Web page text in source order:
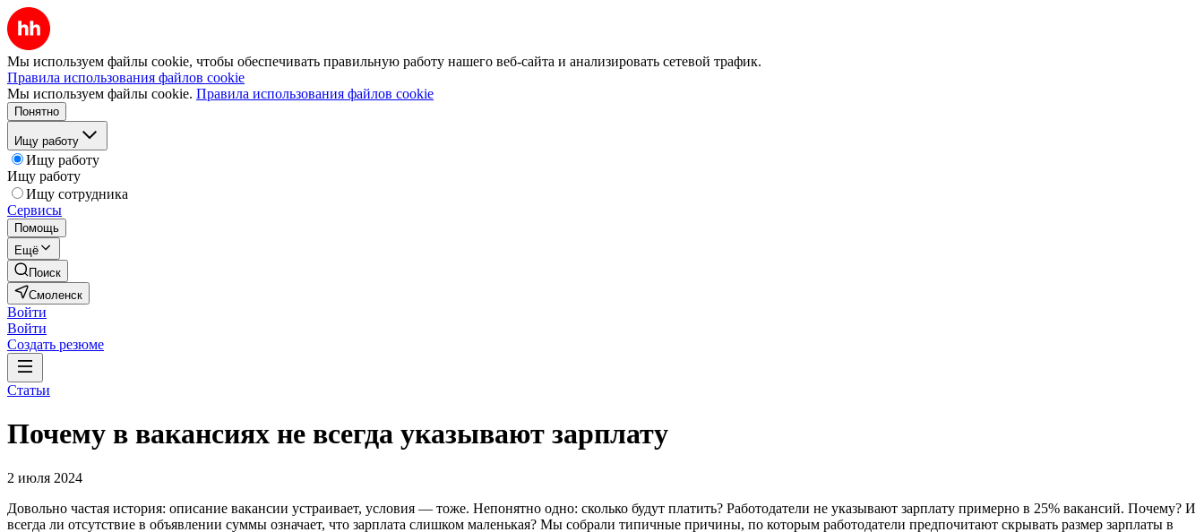
Мы используем файлы cookie, чтобы обеспечивать правильную работу нашего веб-сайта и анализировать сетевой трафик.
Правила использования файлов cookie
Мы используем файлы cookie. Правила использования файлов cookie
Понятно
Ищу работу
Ищу работу
Ищу работу
Ищу сотрудника
Сервисы
Помощь
Ещё
Поиск
Смоленск
Войти
Войти
Создать резюме
Статьи
Почему в вакансиях не всегда указывают зарплату
2 июля 2024
Довольно частая история: описание вакансии устраивает, условия — тоже. Непонятно одно: сколько будут платить? Работодатели не указывают зарплату примерно в 25% вакансий. Почему? И
всегда ли отсутствие в объявлении суммы означает, что зарплата слишком маленькая? Мы собрали типичные причины, по которым работодатели предпочитают скрывать размер зарплаты в